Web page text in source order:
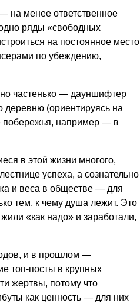
на менее ответственное
ряды «свободных
на постоянное место
по убеждению,
частенько — дауншифтер
деревню (ориентируясь на
побережья, например — в
в этой жизни многого,
успеха, а сознательно
и веса в обществе — для
тем, к чему душа лежит. Это
«как надо» и заработали,
и в прошлом —
топ-посты в крупных
жертвы, потому что
как ценность — для них